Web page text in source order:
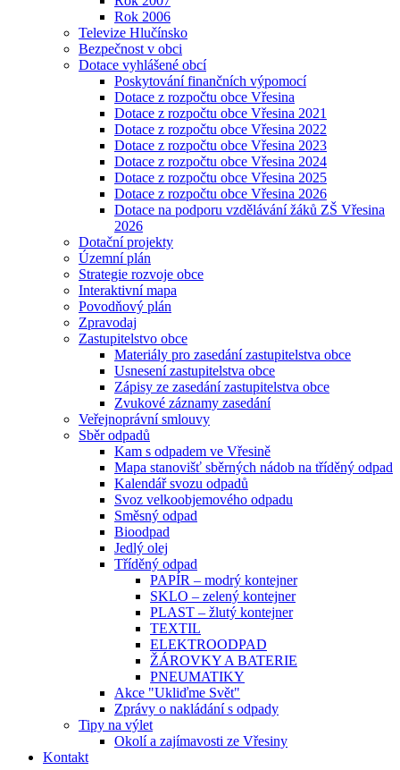
Rok 2006
Televize Hlučínsko
Bezpečnost v obci
Dotace vyhlášené obcí
Poskytování finančních výpomocí
Dotace z rozpočtu obce Vřesina
Dotace z rozpočtu obce Vřesina 2021
Dotace z rozpočtu obce Vřesina 2022
Dotace z rozpočtu obce Vřesina 2023
Dotace z rozpočtu obce Vřesina 2024
Dotace z rozpočtu obce Vřesina 2025
Dotace z rozpočtu obce Vřesina 2026
Dotace na podporu vzdělávání žáků ZŠ Vřesina
2026
Dotační projekty
Územní plán
Strategie rozvoje obce
Interaktivní mapa
Povodňový plán
Zpravodaj
Zastupitelstvo obce
Materiály pro zasedání zastupitelstva obce
Usnesení zastupitelstva obce
Zápisy ze zasedání zastupitelstva obce
Zvukové záznamy zasedání
Veřejnoprávní smlouvy
Sběr odpadů
Kam s odpadem ve Vřesině
Mapa stanovišť sběrných nádob na tříděný odpad
Kalendář svozu odpadů
Svoz velkoobjemového odpadu
Směsný odpad
Bioodpad
Jedlý olej
Tříděný odpad
PAPÍR – modrý kontejner
SKLO – zelený kontejner
PLAST – žlutý kontejner
TEXTIL
ELEKTROODPAD
ŽÁROVKY A BATERIE
PNEUMATIKY
Akce "Ukliďme Svět"
Zprávy o nakládání s odpady
Tipy na výlet
Okolí a zajímavosti ze Vřesiny
Kontakt